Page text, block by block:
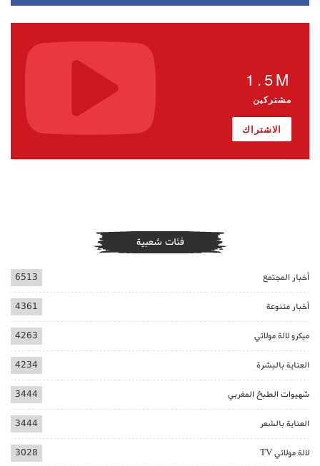
1.5M
مشتركين
الاشتراك
فئات شعبية
أخبار المجتمع 6513
أخبار متنوعة 4361
ميكرو لالة مولاتي 4263
العناية بالبشرة 4234
شهيوات الطبخ المغربي 3444
العناية بالشعر 3444
لالة مولاتي TV 3028